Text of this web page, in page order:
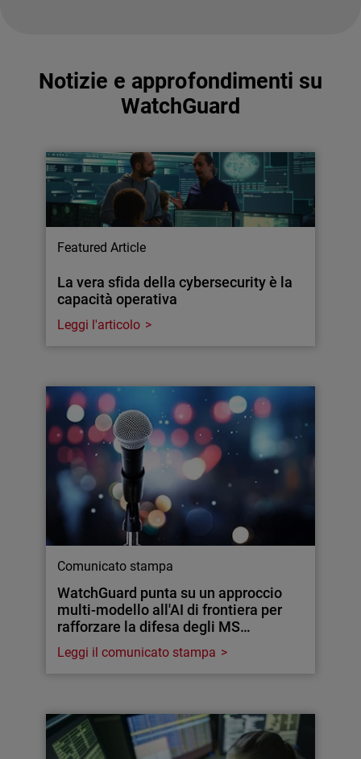
Notizie e approfondimenti su
WatchGuard
Featured Article
La vera sfida della cybersecurity è la
capacità operativa
Leggi l'articolo
Comunicato stampa
WatchGuard punta su un approccio
multi-modello all'AI di frontiera per
rafforzare la difesa degli MS…
Leggi il comunicato stampa